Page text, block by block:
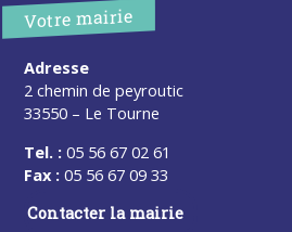
Votre mairie
Adresse
2 chemin de peyroutic
33550 – Le Tourne
Tel. : 05 56 67 02 61
Fax : 05 56 67 09 33
Contacter la mairie